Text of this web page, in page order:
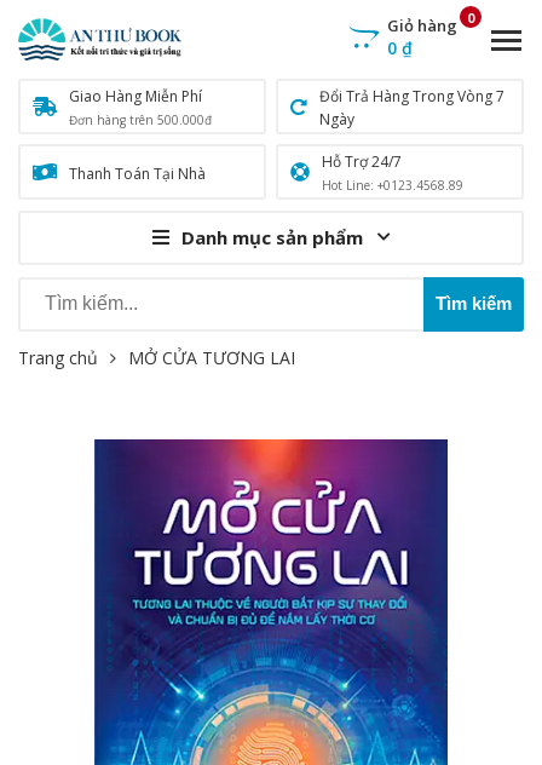
Giao Hàng Miễn Phí
Đơn hàng trên 500.000đ
Đổi Trả Hàng Trong Vòng 7
Ngày
Thanh Toán Tại Nhà
Hỗ Trợ 24/7
Hot Line: +0123.4568.89
Danh mục sản phẩm
Giỏ hàng
0 ₫
0
Trang chủ MỞ CỬA TƯƠNG LAI